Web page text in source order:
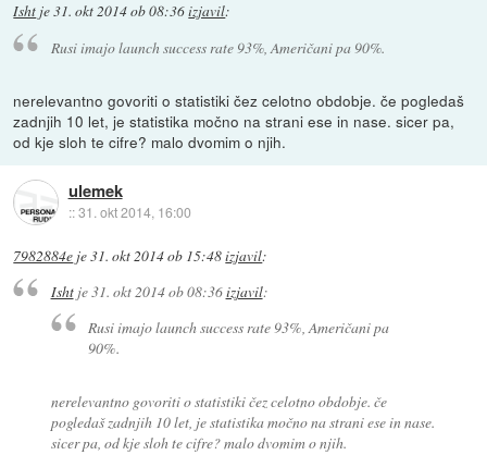
Isht je31. okt 2014 ob 08:36izjavil:
Rusi imajo launch success rate 93%, Američani pa 90%.
nerelevantno govoriti o statistiki čez celotno obdobje. če pogledaš
zadnjih 10 let, je statistika močno na strani ese in nase. sicer pa,
od kje sloh te cifre? malo dvomim o njih.
ulemek
::31. okt 2014, 16:00
7982884e je31. okt 2014 ob 15:48izjavil:
Ishtje31. okt 2014 ob 08:36izjavil:
Rusi imajo launch success rate 93%, Američani pa
90%.
nerelevantno govoriti o statistiki čez celotno obdobje. če
pogledaš zadnjih 10 let, je statistika močno na strani ese in nase.
sicer pa, od kje sloh te cifre? malo dvomim o njih.